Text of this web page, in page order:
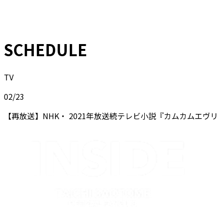
SCHEDULE
TV
02/23
【再放送】NHK・ 2021年放送続テレビ小説『カムカムエヴ